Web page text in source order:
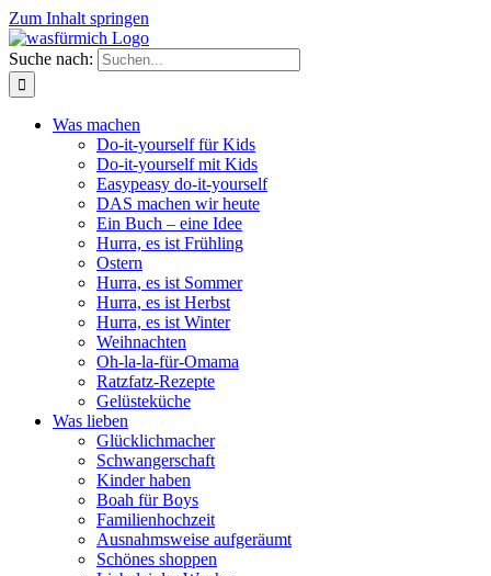
Zum Inhalt springen
Suche nach:
Was machen
Do-it-yourself für Kids
Do-it-yourself mit Kids
Easypeasy do-it-yourself
DAS machen wir heute
Ein Buch – eine Idee
Hurra, es ist Frühling
Ostern
Hurra, es ist Sommer
Hurra, es ist Herbst
Hurra, es ist Winter
Weihnachten
Oh-la-la-für-Omama
Ratzfatz-Rezepte
Gelüsteküche
Was lieben
Glücklichmacher
Schwangerschaft
Kinder haben
Boah für Boys
Familienhochzeit
Ausnahmsweise aufgeräumt
Schönes shoppen